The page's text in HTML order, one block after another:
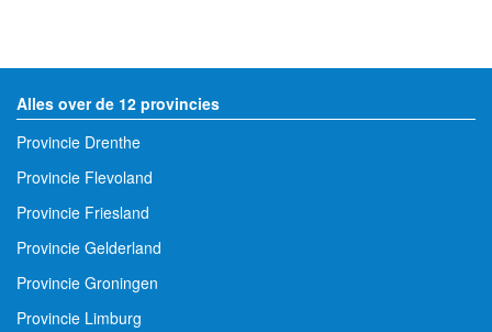
Alles over de 12 provincies
Provincie Drenthe
Provincie Flevoland
Provincie Friesland
Provincie Gelderland
Provincie Groningen
Provincie Limburg